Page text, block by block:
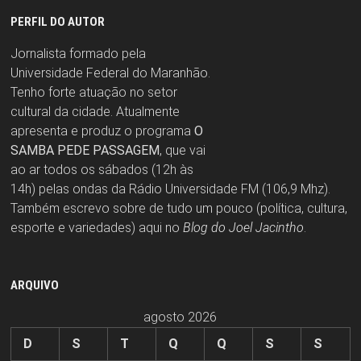
PERFIL DO AUTOR
Jornalista formado pela
Universidade Federal do Maranhão.
Tenho forte atuação no setor
cultural da cidade. Atualmente
apresenta e produz o programa O
SAMBA PEDE PASSAGEM, que vai
ao ar todos os sábados (12h às
14h) pelas ondas da Rádio Universidade FM (106,9 Mhz).
Também escrevo sobre de tudo um pouco (política, cultura,
esporte e variedades) aqui no Blog do Joel Jacintho
ARQUIVO
agosto 2026
D
S T Q Q S S